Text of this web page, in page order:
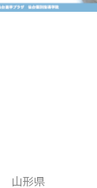
山形県